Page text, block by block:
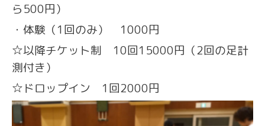
ら500円）
・体験（1回のみ） 1000円
☆以降チケット制 10回15000円（2回の足計
測付き）
☆ドロップイン 1回2000円